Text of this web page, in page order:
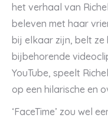
het verhaal van
beleven met haar
bij elkaar zijn, belt ze
bijbehorende
YouTube, speelt
op een hilarische en
‘FaceTime’ zou wel